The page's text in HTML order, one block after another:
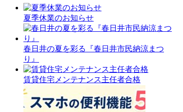
夏季休業のお知らせ
春日井の夏を彩る『春日井市民納涼まつ
り』
賃貸住宅メンテナンス主任者合格